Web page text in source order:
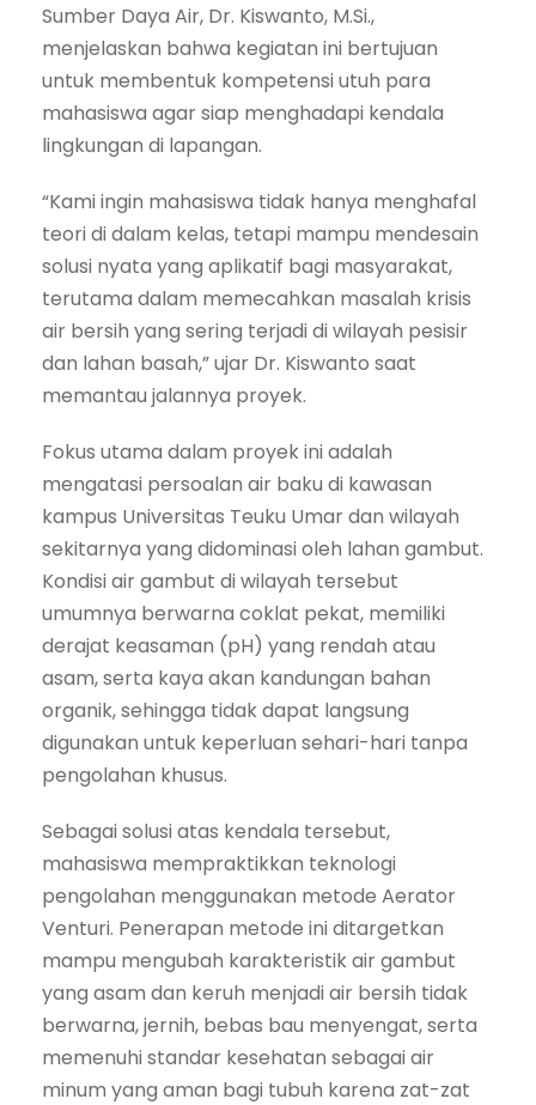
Sumber Daya Air, Dr. Kiswanto, M.Si.,
menjelaskan bahwa kegiatan ini bertujuan
untuk membentuk kompetensi utuh para
mahasiswa agar siap menghadapi kendala
lingkungan di lapangan.
“Kami ingin mahasiswa tidak hanya menghafal
teori di dalam kelas, tetapi mampu mendesain
solusi nyata yang aplikatif bagi masyarakat,
terutama dalam memecahkan masalah krisis
air bersih yang sering terjadi di wilayah pesisir
dan lahan basah,” ujar Dr. Kiswanto saat
memantau jalannya proyek.
Fokus utama dalam proyek ini adalah
mengatasi persoalan air baku di kawasan
kampus Universitas Teuku Umar dan wilayah
sekitarnya yang didominasi oleh lahan gambut.
Kondisi air gambut di wilayah tersebut
umumnya berwarna coklat pekat, memiliki
derajat keasaman (pH) yang rendah atau
asam, serta kaya akan kandungan bahan
organik, sehingga tidak dapat langsung
digunakan untuk keperluan sehari-hari tanpa
pengolahan khusus.
Sebagai solusi atas kendala tersebut,
mahasiswa mempraktikkan teknologi
pengolahan menggunakan metode Aerator
Venturi. Penerapan metode ini ditargetkan
mampu mengubah karakteristik air gambut
yang asam dan keruh menjadi air bersih tidak
berwarna, jernih, bebas bau menyengat, serta
memenuhi standar kesehatan sebagai air
minum yang aman bagi tubuh karena zat-zat